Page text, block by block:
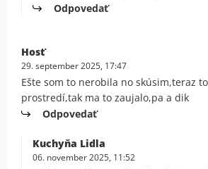
Odpovedať
Hosť
29. september 2025, 17:47
Ešte som to nerobila no skúsim,teraz
prostredí,tak ma to zaujalo,pa a dik
Odpovedať
Kuchyňa Lidla
06. november 2025, 11:52